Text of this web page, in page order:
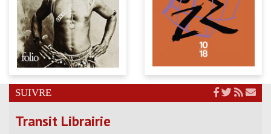
SUIVRE
Transit Librairie